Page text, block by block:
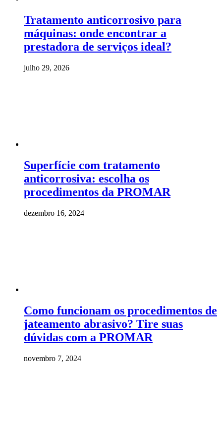
Tratamento anticorrosivo para
máquinas: onde encontrar a
prestadora de serviços ideal?
julho 29, 2026
Superfície com tratamento
anticorrosiva: escolha os
procedimentos da PROMAR
dezembro 16, 2024
Como funcionam os procedimentos de
jateamento abrasivo? Tire suas
dúvidas com a PROMAR
novembro 7, 2024